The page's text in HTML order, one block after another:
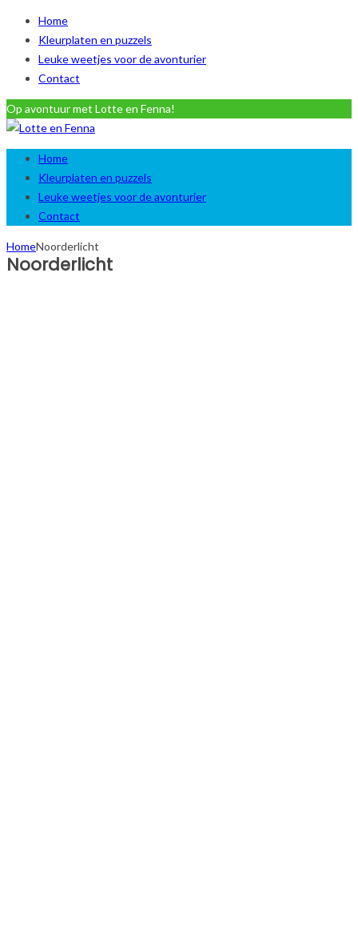
Home
Kleurplaten en puzzels
Leuke weetjes voor de avonturier
Contact
Op avontuur met Lotte en Fenna!
Home
Kleurplaten en puzzels
Leuke weetjes voor de avonturier
Contact
HomeNoorderlicht
Noorderlicht